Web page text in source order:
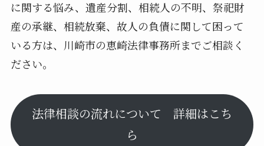
に関する悩み、遺産分割、相続人の不明、祭祀財
産の承継、相続放棄、故人の負債に関して困って
いる方は、川崎市の恵崎法律事務所までご相談く
ださい。
法律相談の流れについて 詳細はこち
ら